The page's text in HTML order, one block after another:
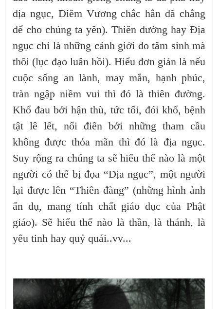
địa ngục, Diêm Vương chắc hẳn đã chẳng
để cho chúng ta yên). Thiên đường hay Địa
ngục chỉ là những cảnh giới do tâm sinh mà
thôi (lục đạo luân hồi). Hiểu đơn giản là nếu
cuộc sống an lành, may mắn, hạnh phúc,
tràn ngập niềm vui thì đó là thiên đường.
Khổ đau bởi hận thù, tức tối, đói khổ, bệnh
tật lê lết, nổi điên bởi những tham cầu
không được thỏa mãn thì đó là địa ngục.
Suy rộng ra chúng ta sẽ hiểu thế nào là một
người có thể bị đọa “Địa ngục”, một người
lại được lên “Thiên đàng” (những hình ảnh
ẩn dụ, mang tính chất giáo dục của Phật
giáo). Sẽ hiểu thế nào là thần, là thánh, là
yêu tinh hay quỷ quái..vv...